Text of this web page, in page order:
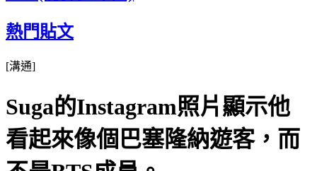
熱門貼文
[溝通]
Suga的Instagram照片顯示他
看起來像個巴塞隆納遊客，而